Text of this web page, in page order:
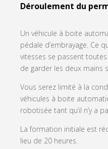
Déroulement du
Un véhicule à boite
pédale d’embrayage. Ce
vitesses se passent
de garder les deux mains
Vous serez limité à la
véhicules à boite
robotisée tant qu’il n’y a
La formation initiale est
lieu de 20 heures.